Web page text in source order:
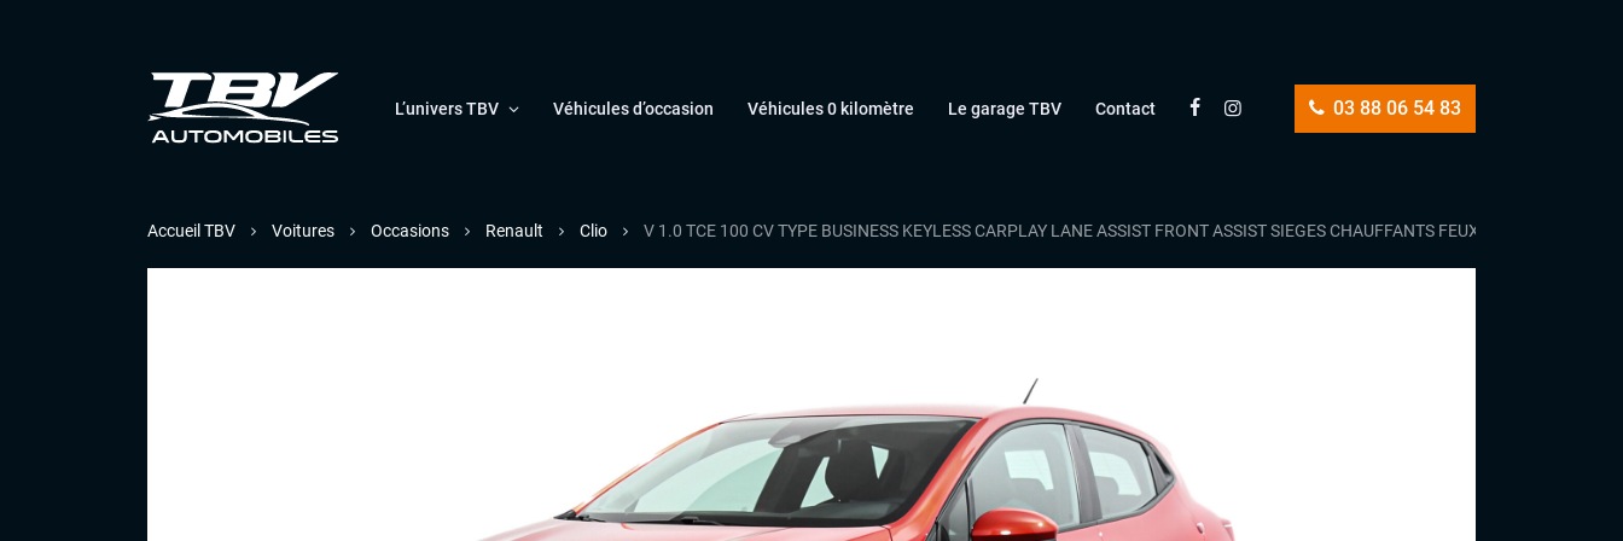
03 88 06 54 83
L’univers TBV Véhicules d’occasion Véhicules 0 kilomètre Le garage TBV Contact
Accueil TBV Voitures Occasions Renault Clio V 1.0 TCE 100 CV TYPE BUSINESS KEYLESS CARPLAY LANE ASSIST FRONT ASSIST SIEGES CHAUFFANTS FEUX FULL LED 1ER